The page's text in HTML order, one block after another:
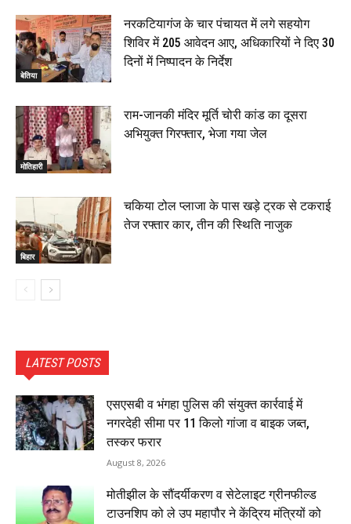
बेतिया
नरकटियागंज के चार पंचायत में लगे सहयोग
शिविर में 205 आवेदन आए, अधिकारियों ने दिए 30
दिनों में निष्पादन के निर्देश
मोतिहारी
राम-जानकी मंदिर मूर्ति चोरी कांड का दूसरा
अभियुक्त गिरफ्तार, भेजा गया जेल
बिहार
चकिया टोल प्लाजा के पास खड़े ट्रक से टकराई
तेज रफ्तार कार, तीन की स्थिति नाजुक
LATEST POSTS
एसएसबी व भंगहा पुलिस की संयुक्त कार्रवाई में
नगरदेही सीमा पर 11 किलो गांजा व बाइक जब्त,
तस्कर फरार
August 8, 2026
मोतीझील के सौंदर्यीकरण व सेटेलाइट ग्रीनफील्ड
टाउनशिप को ले उप महापौर ने केंद्रिय मंत्रियों को